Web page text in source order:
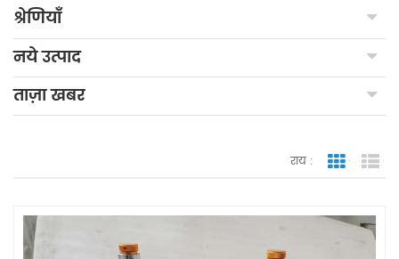
श्रेणियाँ
नये उत्पाद
ताज़ा खबर
राय : जाली